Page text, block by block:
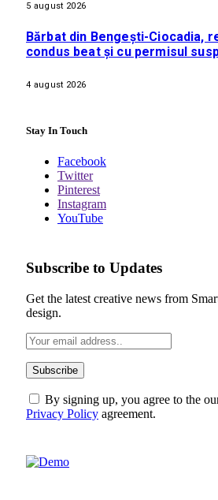
5 august 2026
Bărbat din Bengești-Ciocadia,
condus beat și cu permisul
4 august 2026
Stay In Touch
Facebook
Twitter
Pinterest
Instagram
YouTube
Subscribe to Updates
Get the latest creative news from
design.
By signing up, you agree to the
Privacy Policy agreement.